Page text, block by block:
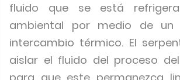
fluido que se está
ambiental por medio de un
intercambio térmico. El
aislar el fluido del proceso